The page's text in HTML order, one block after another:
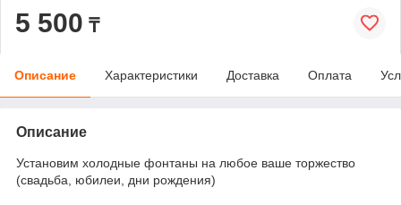
5 500 ₸
Описание Характеристики Доставка Оплата
Описание
Установим холодные фонтаны на любое ваше торжество
(свадьба, юбилеи, дни рождения)